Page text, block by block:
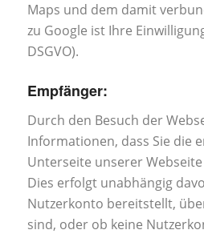
Maps und dem damit
zu Google ist Ihre
DSGVO).
Empfänger:
Durch den Besuch der
Informationen, dass Sie die
Unterseite unserer
Dies erfolgt unabhängig
Nutzerkonto bereitstellt,
sind, oder ob keine